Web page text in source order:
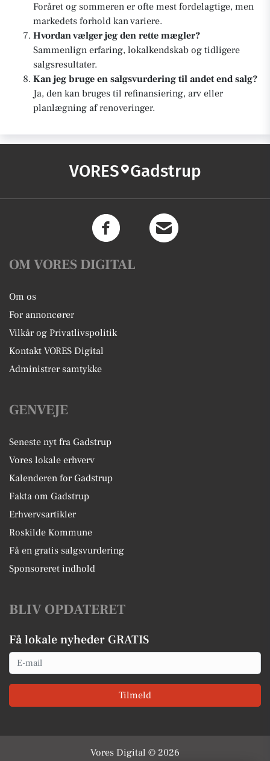
Foråret og sommeren er ofte mest fordelagtige, men
markedets forhold kan variere.
Hvordan vælger jeg den rette mægler?
Sammenlign erfaring, lokalkendskab og tidligere
salgsresultater.
Kan jeg bruge en salgsvurdering til andet end salg?
Ja, den kan bruges til refinansiering, arv eller
planlægning af renoveringer.
VORES Gadstrup
OM VORES DIGITAL
Om os
For annoncører
Vilkår og Privatlivspolitik
Kontakt VORES Digital
Administrer samtykke
GENVEJE
Seneste nyt fra Gadstrup
Vores lokale erhverv
Kalenderen for Gadstrup
Fakta om Gadstrup
Erhvervsartikler
Roskilde Kommune
Få en gratis salgsvurdering
Sponsoreret indhold
BLIV OPDATERET
Få lokale nyheder GRATIS
Email
Tilmeld
Vores Digital © 2026